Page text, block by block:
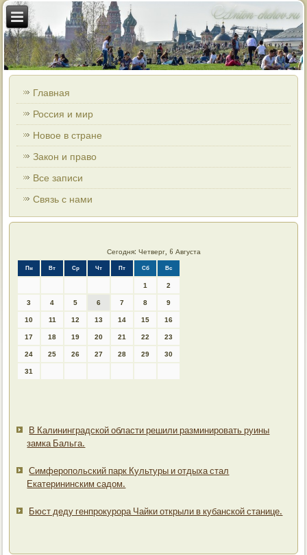
Главная
Россия и мир
Новое в стране
Закон и право
Все записи
Связь с нами
Сегодня: Четверг, 6 Августа
Пн Вт Ср Чт Пт Сб Вс
1 2
3 4 5 6 7 8 9
10 11 12 13 14 15 16
17 18 19 20 21 22 23
24 25 26 27 28 29 30
31
В Калининградской области решили разминировать руины
замка Бальга.
Симферопольский парк Культуры и отдыха стал
Екатерининским садом.
Бюст деду генпрокурора Чайки открыли в кубанской станице.